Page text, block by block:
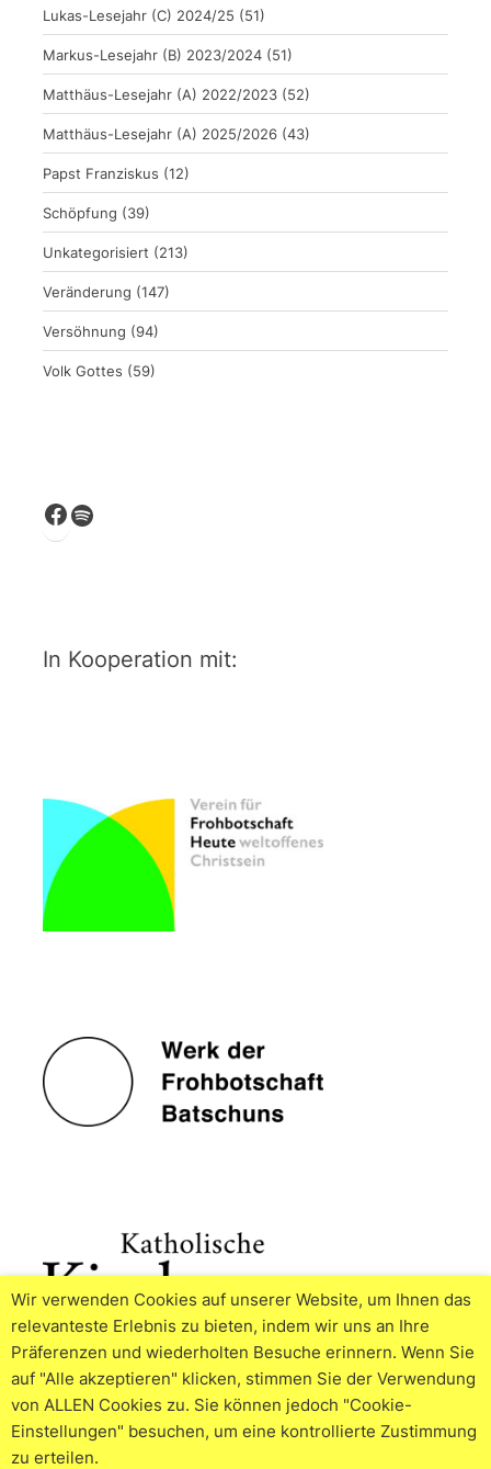
Lukas-Lesejahr (C) 2024/25 (51)
Markus-Lesejahr (B) 2023/2024 (51)
Matthäus-Lesejahr (A) 2022/2023 (52)
Matthäus-Lesejahr (A) 2025/2026 (43)
Papst Franziskus (12)
Schöpfung (39)
Unkategorisiert (213)
Veränderung (147)
Versöhnung (94)
Volk Gottes (59)
Facebook
Spotify
In Kooperation mit:
Wir verwenden Cookies auf unserer Website, um Ihnen das
relevanteste Erlebnis zu bieten, indem wir uns an Ihre
Präferenzen und wiederholten Besuche erinnern. Wenn Sie
auf "Alle akzeptieren" klicken, stimmen Sie der Verwendung
von ALLEN Cookies zu. Sie können jedoch "Cookie-
Einstellungen" besuchen, um eine kontrollierte Zustimmung
zu erteilen.